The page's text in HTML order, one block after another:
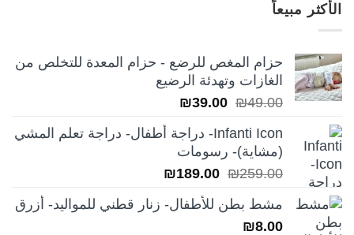
الأكثر مبيعاً
حزام المغص للرضع - حزام المعدة للتخلص من
الغازات وتهدئة الرضيع
₪49.00
السعر
هو:
₪49.00.
₪39.00
هو:
₪39.00.
Infanti Icon- دراجة أطفال- دراجة تعلم المشي
(مشاية)- رسومات
₪259.00
السعر
هو:
₪189.00
هو:
مشط بطن للأطفال- زنار قطني للمواليد- أزرق
₪8.00